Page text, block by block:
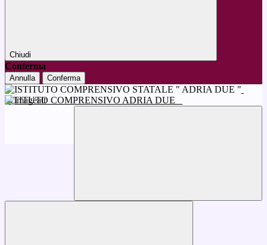
Chiudi
Conferma
Annulla Conferma
ISTITUTO COMPRENSIVO ADRIA DUE